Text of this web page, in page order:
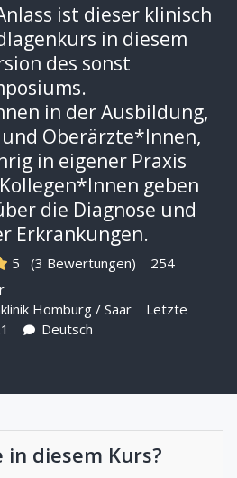
ist dieser klinisch
in diesem
des sonst
in der Ausbildung,
Oberärzte*Innen,
in eigener Praxis
geben
die Diagnose und
Erkrankungen.
5 (3 Bewertungen)
254
Homburg / Saar
Letzte
Deutsch
in diesem Kurs?